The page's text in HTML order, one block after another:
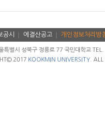
공시 에결산공고 개인정보처리방
특별시 성북구 정릉로 77 국민대학교
2017 KOOKMIN UNIVERSITY. ALL